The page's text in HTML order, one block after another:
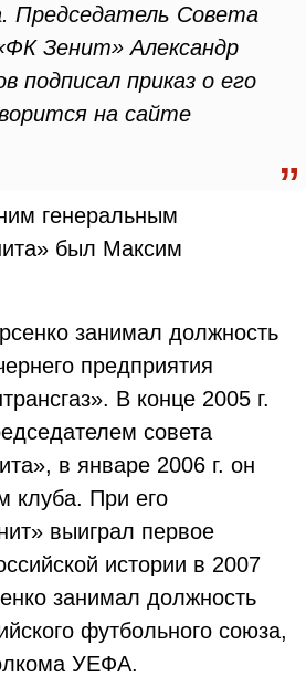
Председатель Совета
Зенит» Александр
подписал приказ о его
на сайте
генеральным
был Максим
занимал должность
предприятия
В конце 2005 г.
совета
в январе 2006 г. он
клуба. При его
выиграл первое
истории в 2007
занимал должность
футбольного союза,
УЕФА.